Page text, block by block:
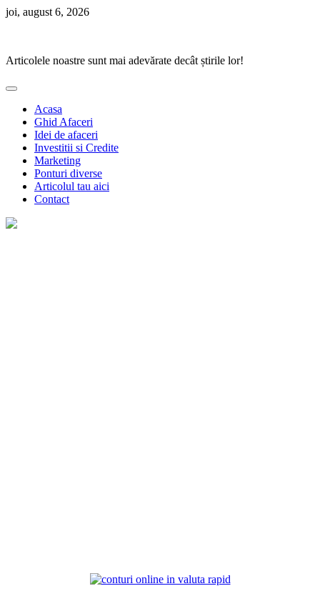
Skip
joi, august 6, 2026
Articolele noastre sunt mai adevărate decât știrile lor!
Acasa
Ghid Afaceri
Idei de afaceri
Investitii si Credite
Marketing
Ponturi diverse
Articolul tau aici
Contact